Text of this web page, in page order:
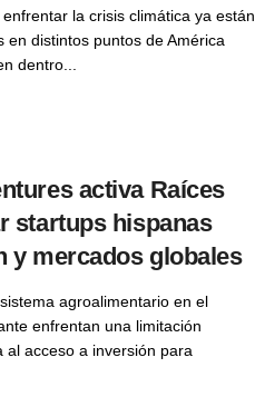
la crisis climática ya están
en distintos puntos de América
dentro...
activa Raíces
startups hispanas
y mercados globales
agroalimentario en el
enfrentan una limitación
al acceso a inversión para